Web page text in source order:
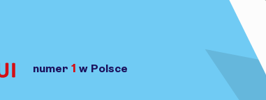
numer 1 w Polsce